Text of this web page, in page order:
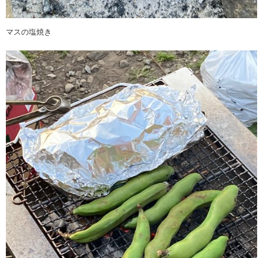
マスの塩焼き